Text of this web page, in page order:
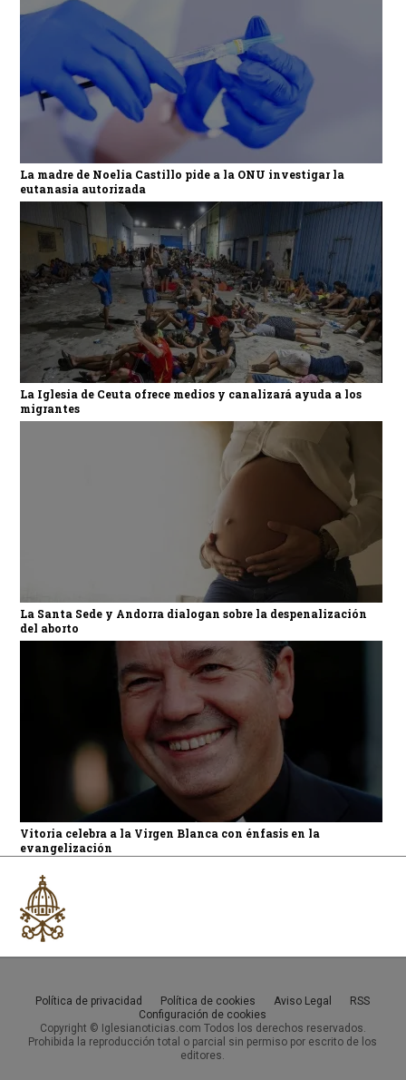
La madre de Noelia Castillo pide a la ONU investigar la
eutanasia autorizada
La Iglesia de Ceuta ofrece medios y canalizará ayuda a los
migrantes
La Santa Sede y Andorra dialogan sobre la despenalización
del aborto
Vitoria celebra a la Virgen Blanca con énfasis en la
evangelización
Política de privacidad Política de cookies Aviso Legal
RSS
Configuración de cookies
Copyright © Iglesianoticias.com Todos los derechos reservados.
Prohibida la reproducción total o parcial sin permiso por escrito de los
editores.